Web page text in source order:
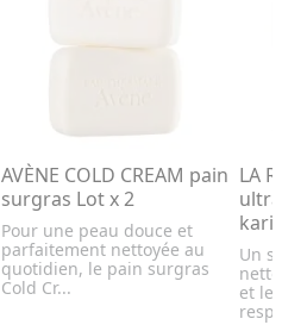
AVÈNE COLD CREAM pain
surgras Lot x 2
Pour une peau douce et
parfaitement nettoyée au
quotidien, le pain surgras
Cold Cr...
LA
Un
et le